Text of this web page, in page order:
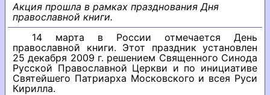
Акция прошла в рамках празднования Дня
православной книги.
14 марта в России отмечается День
православной книги. Этот праздник установлен
25 декабря 2009 г. решением Священного Синода
Русской Православной Церкви и по инициативе
Святейшего Патриарха Московского и всея Руси
Кирилла.